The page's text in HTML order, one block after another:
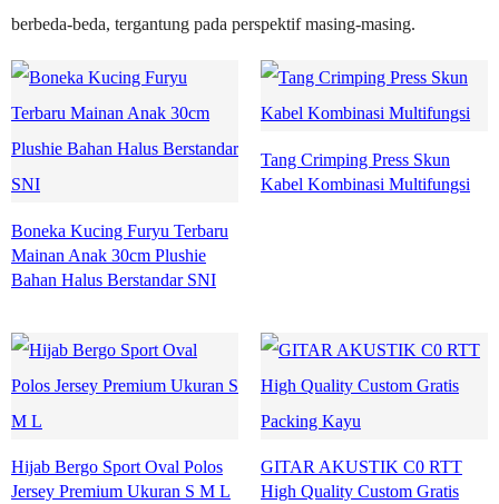
berbeda-beda, tergantung pada perspektif masing-masing.
Boneka Kucing Furyu Terbaru
Mainan Anak 30cm Plushie
Bahan Halus Berstandar SNI
Tang Crimping Press Skun
Kabel Kombinasi Multifungsi
Hijab Bergo Sport Oval Polos
Jersey Premium Ukuran S M L
GITAR AKUSTIK C0 RTT
High Quality Custom Gratis